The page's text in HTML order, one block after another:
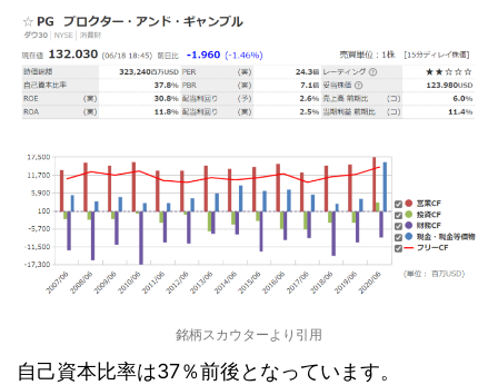
銘柄スカウターより引用
自己資本比率は37％前後となっています。